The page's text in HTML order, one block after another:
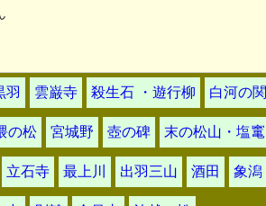
羽 雲巌寺 殺生石 ・遊行柳 白河の関
の松 宮城野 壺の碑 末の松山・塩竃
立石寺 最上川 出羽三山 酒田 象潟